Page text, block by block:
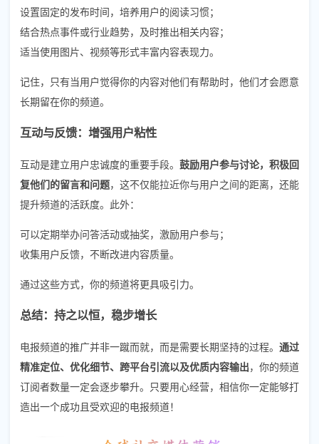
设置固定的发布时间，培养用户的阅读习惯；
结合热点事件或行业趋势，及时推出相关内容；
适当使用图片、视频等形式丰富内容表现力。
记住，只有当用户觉得你的内容对他们有帮助时，他们才会愿意
长期留在你的频道。
互动与反馈：增强用户粘性
互动是建立用户忠诚度的重要手段。 鼓励用户参与讨论，积极回
复他们的留言和问题，这不仅能拉近你与用户之间的距离，还能
提升频道的活跃度。此外：
可以定期举办问答活动或抽奖，激励用户参与；
收集用户反馈，不断改进内容质量。
通过这些方式，你的频道将更具吸引力。
总结：持之以恒，稳步增长
电报频道的推广并非一蹴而就，而是需要长期坚持的过程。 通过
精准定位、优化细节、跨平台引流以及优质内容输出，你的频道
订阅者数量一定会逐步攀升。只要用心经营，相信你一定能够打
造出一个成功且受欢迎的电报频道！